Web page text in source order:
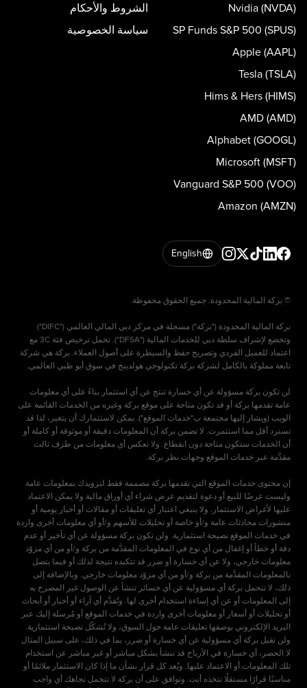
Nvidia (NVDA)
SP Funds S&P 500 (SPUS)
Apple (AAPL)
Tesla (TSLA)
Hims & Hers (HIMS)
AMD (AMD)
Alphabet (GOOGL)
Microsoft (MSFT)
Vanguard S&P 500 (VOO)
Amazon (AMZN)
الشروط والأحكام
سياسة الخصوصية
English
بركة المالية المحدودة ("بركة") مسجلة في مركز دبي المالي العالمي ("DIFC")
وتخضع لإشراف سلطة دبي للخدمات المالية ("DFSA"). تحمل ترخيص فئة 3C مع
اعتماد للعميل الفردي وتصريح حفظ والسيطرة على أصول العملاء. بركة هي شركة
لن تكون بركة مسؤولة عن أي خسارة تنتج عن أي استثمار بناءً على أي معلومات
عامة تقدمها بركة أو قد تكون متاحة على موقع بركة وغيره من الخدمات القائمة على
الويب (ويشار إليها مجتمعة ب"خدمات الموقع"). يمكن لاستثمارك أن يتغير، لذا قد
تسترد أقل مما استثمرت. لا تضمن بركة أن المعلومات دقيقة أو موثوقة أو كاملة أو
أن الخدمات ستكون متاحة دون انقطاع. ولا تعكس أي معلومات من طرف ثالث
إن محتوى خدمات الموقع التي تقدمها بركة مصممة فقط لتزويدك بمعلومات عامة
وليست عرضًا للبيع أو دعوة لتقديم عرض شراء أي أوراق مالية ولا يمكن الاعتماد
عليها لأغراض الاستثمار. ولا ينبغي اعتبار أي تعليقات أو مقالات أو أخبار يومية أو
منشورات محادثات عامة و/أو خاصة أو تحليلات للأسهم و/أو أي معلومات أخرى واردة
في خدمات الموقع نصيحة استثمارية. ولن تكون بركة مسؤولة عن أي تأخير أو عدم
دقة أو خطأ أو إغفال من أي نوع في المعلومات المقدَّمة من بركة و/أو من أي مزوّد
معلومات خارجي، ولا عن أي خسارة أو ضرر قد تتكبده نتيجة لذلك أو فيما يتصل
بالمعلومات المقدَّمة من بركة و/أو من أي مزوّد معلومات خارجي. وبالإضافة إلى
ذلك، لا تتحمل بركة أي مسؤولية عن أي خسائر تنشأ عن الوصول غير المصرح به
إلى المعلومات أو عن أي إساءة استخدام أخرى لها. وتُقدَّم أي آراء أو أخبار أو أبحاث
أو تحليلات أو أسعار أو معلومات أخرى واردة في خدمات الموقع أو مُرسلة إليك عبر
البريد الإلكتروني بوصفها تعليقات عامة حول السوق، ولا تُشكّل نصيحة استثمارية.
ولن تقبل بركة أي مسؤولية عن أي خسارة أو ضرر، بما في ذلك، على سبيل المثال
لا الحصر، أي خسارة في الأرباح قد تنشأ بشكل مباشر أو غير مباشر عن استخدام
تلك المعلومات أو الاعتماد عليها. ويُعد كل قرار بشأن ما إذا كان الاستثمار ملائمًا أو
مناسبًا قرارًا مستقلًا تتخذه أنت. وتوافق على أن بركة لا تتحمل تجاهك أي واجب